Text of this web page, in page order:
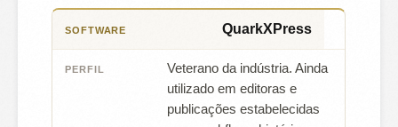
QuarkXPress
Veterano da indústria. Ainda
utilizado em editoras e
publicações estabelecidas